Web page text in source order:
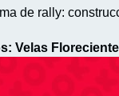
de rally:
Velas